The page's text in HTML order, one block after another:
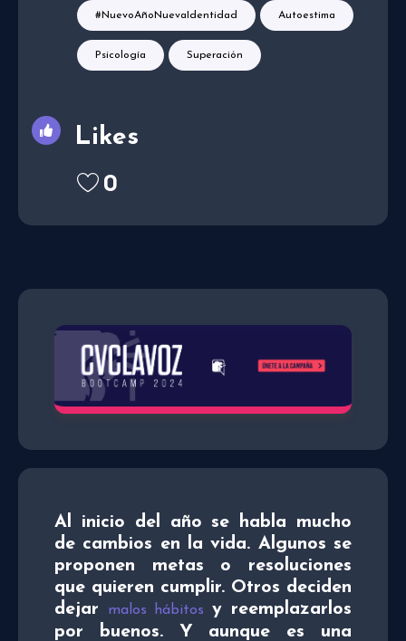
Al inicio del año se habla mucho
de cambios en la vida. Algunos se
proponen metas o resoluciones
que quieren cumplir. Otros deciden
dejar
malos hábitos
y reemplazarlos
por buenos. Y aunque es una
#NuevoAñoNuevaIdentidad Autoestima
Psicología Superación
Likes
0